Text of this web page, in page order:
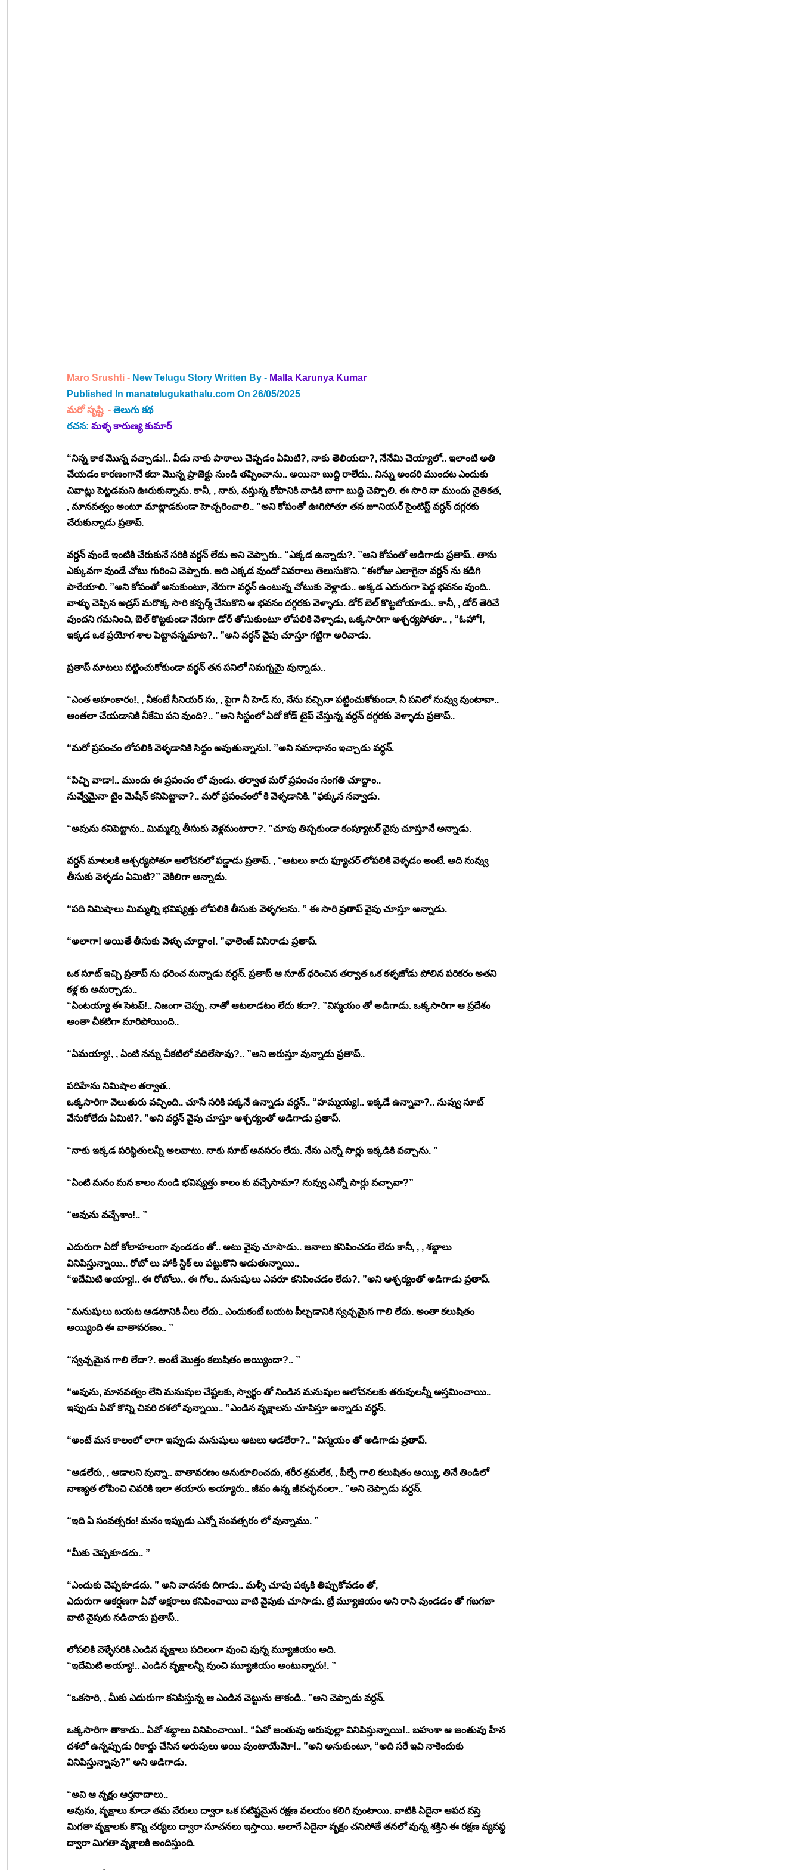
Maro Srushti - New Telugu Story Written By - Malla Karunya Kumar
Published In manatelugukathalu.com On 26/05/2025
మరో సృష్టి - తెలుగు కథ
రచన: మళ్ళ కారుణ్య కుమార్
“నిన్న కాక మొన్న వచ్చాడు!.. వీడు నాకు పాఠాలు చెప్పడం ఏమిటి?, నాకు తెలియదా?, నేనేమి చెయ్యాలో.. ఇలాంటి అతి
చేయడం కారణంగానే కదా మొన్న ప్రాజెక్టు నుండి తప్పించాను.. అయినా బుద్ది రాలేదు.. నిన్ను అందరి ముందట ఎందుకు
చివాట్లు పెట్టడమని ఊరుకున్నాను. కానీ, , నాకు, వస్తున్న కోపానికి వాడికి బాగా బుద్ది చెప్పాలి. ఈ సారి నా ముందు నైతికత,
, మానవత్వం అంటూ మాట్లాడకుండా హెచ్చరించాలి.. ”అని కోపంతో ఊగిపోతూ తన జూనియర్ సైంటిస్ట్ వర్ధన్ దగ్గరకు
చేరుకున్నాడు ప్రతాప్.
వర్ధన్ వుండే ఇంటికి చేరుకునే సరికి వర్ధన్ లేడు అని చెప్పారు.. “ఎక్కడ ఉన్నాడు?. ”అని కోపంతో అడిగాడు ప్రతాప్.. తాను
ఎక్కువగా వుండే చోటు గురించి చెప్పారు. అది ఎక్కడ వుందో వివరాలు తెలుసుకొని. “ఈరోజు ఎలాగైనా వర్ధన్ ను కడిగి
పారేయాలి. ”అని కోపంతో అనుకుంటూ, నేరుగా వర్ధన్ ఉంటున్న చోటుకు వెళ్లాడు.. అక్కడ ఎదురుగా పెద్ద భవనం వుంది..
వాళ్ళు చెప్పిన అడ్రస్ మరొక్క సారి కన్ఫర్మ్ చేసుకొని ఆ భవనం దగ్గరకు వెళ్ళాడు. డోర్ బెల్ కొట్టబోయాడు.. కానీ, , డోర్ తెరిచే
వుందని గమనించి, బెల్ కొట్టకుండా నేరుగా డోర్ తోసుకుంటూ లోపలికి వెళ్ళాడు, ఒక్కసారిగా ఆశ్చర్యపోతూ.. , “ఓహో!,
ఇక్కడ ఒక ప్రయోగ శాల పెట్టావన్నమాట?.. ”అని వర్ధన్ వైపు చూస్తూ గట్టిగా అరిచాడు.
ప్రతాప్ మాటలు పట్టించుకోకుండా వర్థన్ తన పనిలో నిమగ్నమై వున్నాడు..
“ఎంత అహంకారం!, , నీకంటే సీనియర్ ను, , పైగా నీ హెడ్ ను, నేను వచ్చినా పట్టించుకోకుండా, నీ పనిలో నువ్వు వుంటావా..
అంతలా చేయడానికి నీకేమి పని వుంది?.. ”అని సిస్టంలో ఏదో కోడ్ టైప్ చేస్తున్న వర్ధన్ దగ్గరకు వెళ్ళాడు ప్రతాప్..
“మరో ప్రపంచం లోపలికి వెళ్ళడానికి సిద్దం అవుతున్నాను!. ”అని సమాధానం ఇచ్చాడు వర్ధన్.
“పిచ్చి వాడా!.. ముందు ఈ ప్రపంచం లో వుండు. తర్వాత మరో ప్రపంచం సంగతి చూద్దాం..
నువ్వేమైనా టైం మెషీన్ కనిపెట్టావా?.. మరో ప్రపంచంలో కి వెళ్ళడానికి. ”ఫక్కున నవ్వాడు.
“అవును కనిపెట్టాను.. మిమ్మల్ని తీసుకు వెళ్లమంటారా?. ”చూపు తిప్పకుండా కంప్యూటర్ వైపు చూస్తూనే అన్నాడు.
వర్ధన్ మాటలకి ఆశ్చర్యపోతూ ఆలోచనలో పడ్డాడు ప్రతాప్. , “ఆటలు కాదు ఫ్యూచర్ లోపలికి వెళ్ళడం అంటే. అది నువ్వు
తీసుకు వెళ్ళడం ఏమిటి?” వెకిలిగా అన్నాడు.
“పది నిమిషాలు మిమ్మల్ని భవిష్యత్తు లోపలికి తీసుకు వెళ్ళగలను. ” ఈ సారి ప్రతాప్ వైపు చూస్తూ అన్నాడు.
“అలాగా! అయితే తీసుకు వెళ్ళు చూద్దాం!. ”ఛాలెంజ్ విసిరాడు ప్రతాప్.
ఒక సూట్ ఇచ్చి ప్రతాప్ ను ధరించ మన్నాడు వర్ధన్. ప్రతాప్ ఆ సూట్ ధరించిన తర్వాత ఒక కళ్ళజోడు పోలిన పరికరం అతని
కళ్ల కు అమర్చాడు..
“ఏంటయ్యా ఈ సెటప్!.. నిజంగా చెప్పు, నాతో ఆటలాడటం లేదు కదా?. ”విస్మయం తో అడిగాడు. ఒక్కసారిగా ఆ ప్రదేశం
అంతా చీకటిగా మారిపోయింది..
“ఏమయ్యా!, , ఏంటి నన్ను చీకటిలో వదిలేసావు?.. ”అని అరుస్తూ వున్నాడు ప్రతాప్..
పదిహేను నిమిషాల తర్వాత..
ఒక్కసారిగా వెలుతురు వచ్చింది.. చూసే సరికి పక్కనే ఉన్నాడు వర్ధన్.. “హమ్మయ్య!.. ఇక్కడే ఉన్నావా?.. నువ్వు సూట్
వేసుకోలేదు ఏమిటి?. ”అని వర్ధన్ వైపు చూస్తూ ఆశ్చర్యంతో అడిగాడు ప్రతాప్.
“నాకు ఇక్కడ పరిస్థితులన్నీ అలవాటు. నాకు సూట్ అవసరం లేదు. నేను ఎన్నో సార్లు ఇక్కడికి వచ్చాను. ”
“ఏంటి మనం మన కాలం నుండి భవిష్యత్తు కాలం కు వచ్చేసామా? నువ్వు ఎన్నో సార్లు వచ్చావా?”
“అవును వచ్చేశాం!.. ”
ఎదురుగా ఏదో కోలాహలంగా వుండడం తో.. అటు వైపు చూసాడు.. జనాలు కనిపించడం లేదు కానీ, , , శబ్దాలు
వినిపిస్తున్నాయి.. రోబో లు హాకీ స్టిక్ లు పట్టుకొని ఆడుతున్నాయి..
“ఇదేమిటి అయ్యా!.. ఈ రోబోలు.. ఈ గోల.. మనుషులు ఎవరూ కనిపించడం లేదు?. ”అని ఆశ్చర్యంతో అడిగాడు ప్రతాప్.
“మనుషులు బయట ఆడటానికి వీలు లేదు.. ఎందుకంటే బయట పీల్చడానికి స్వచ్చమైన గాలి లేదు. అంతా కలుషితం
అయ్యింది ఈ వాతావరణం.. ”
“స్వచ్చమైన గాలి లేదా?. అంటే మొత్తం కలుషితం అయ్యిందా?.. ”
“అవును, మానవత్వం లేని మనుషుల చేష్టలకు, స్వార్థం తో నిండిన మనుషుల ఆలోచనలకు తరువులన్నీ అస్తమించాయి..
ఇప్పుడు ఏవో కొన్ని చివరి దశలో వున్నాయి.. ”ఎండిన వృక్షాలను చూపిస్తూ అన్నాడు వర్ధన్.
“అంటే మన కాలంలో లాగా ఇప్పుడు మనుషులు ఆటలు ఆడలేరా?.. ”విస్మయం తో అడిగాడు ప్రతాప్.
“ఆడలేరు, , ఆడాలని వున్నా.. వాతావరణం అనుకూలించదు, శరీర శ్రమలేక, , పీల్చే గాలి కలుషితం అయ్యి, తినే తిండిలో
నాణ్యత లోపించి చివరికి ఇలా తయారు అయ్యారు.. జీవం ఉన్న జీవచ్ఛవంలా.. ”అని చెప్పాడు వర్ధన్.
“ఇది ఏ సంవత్సరం! మనం ఇప్పుడు ఎన్నో సంవత్సరం లో వున్నాము. ”
“మీకు చెప్పకూడదు.. ”
“ఎందుకు చెప్పకూడదు. ” అని వాదనకు దిగాడు.. మళ్ళీ చూపు పక్కకి తిప్పుకోవడం తో,
ఎదురుగా ఆకర్షణగా ఏవో అక్షరాలు కనిపించాయి వాటి వైపుకు చూసాడు. ట్రీ మ్యూజియం అని రాసి వుండడం తో గబగబా
వాటి వైపుకు నడిచాడు ప్రతాప్..
లోపలికి వెళ్ళేసరికి ఎండిన వృక్షాలు పదిలంగా వుంచి వున్న మ్యూజియం అది.
“ఇదేమిటి అయ్యా!.. ఎండిన వృక్షాలన్నీ వుంచి మ్యూజియం అంటున్నారు!. ”
“ఒకసారి, , మీకు ఎదురుగా కనిపిస్తున్న ఆ ఎండిన చెట్టును తాకండి.. ”అని చెప్పాడు వర్ధన్.
ఒక్కసారిగా తాకాడు.. ఏవో శబ్దాలు వినిపించాయి!.. “ఏవో జంతువు అరుపుల్లా వినిపిస్తున్నాయి!.. బహుశా ఆ జంతువు హీన
దశలో ఉన్నప్పుడు రికార్డు చేసిన అరుపులు అయి వుంటాయేమో!.. ”అని అనుకుంటూ, “అది సరే ఇవి నాకెందుకు
వినిపిస్తున్నావు?” అని అడిగాడు.
“అవి ఆ వృక్షం ఆర్తనాదాలు..
అవును, వృక్షాలు కూడా తమ వేరులు ద్వారా ఒక పటిష్టమైన రక్షణ వలయం కలిగి వుంటాయి. వాటికి ఏదైనా ఆపద వస్తె
మిగతా వృక్షాలకు కొన్ని చర్యలు ద్వారా సూచనలు ఇస్తాయి. అలాగే ఏదైనా వృక్షం చనిపోతే తనలో వున్న శక్తిని ఈ రక్షణ వ్యవస్థ
ద్వారా మిగతా వృక్షాలకి అందిస్తుంది.